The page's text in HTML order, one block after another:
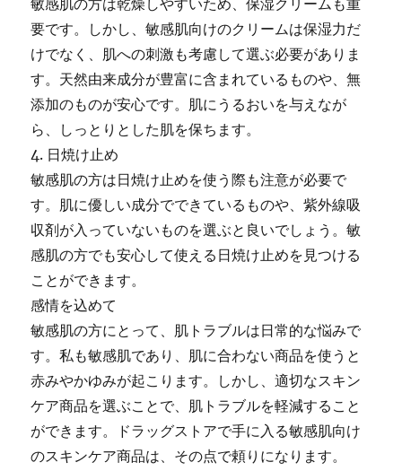
敏感肌の方は乾燥しやすいため、保湿クリームも重
要です。しかし、敏感肌向けのクリームは保湿力だ
けでなく、肌への刺激も考慮して選ぶ必要がありま
す。天然由来成分が豊富に含まれているものや、無
添加のものが安心です。肌にうるおいを与えなが
ら、しっとりとした肌を保ちます。
4. 日焼け止め
敏感肌の方は日焼け止めを使う際も注意が必要で
す。肌に優しい成分でできているものや、紫外線吸
収剤が入っていないものを選ぶと良いでしょう。敏
感肌の方でも安心して使える日焼け止めを見つける
ことができます。
感情を込めて
敏感肌の方にとって、肌トラブルは日常的な悩みで
す。私も敏感肌であり、肌に合わない商品を使うと
赤みやかゆみが起こります。しかし、適切なスキン
ケア商品を選ぶことで、肌トラブルを軽減すること
ができます。ドラッグストアで手に入る敏感肌向け
のスキンケア商品は、その点で頼りになります。